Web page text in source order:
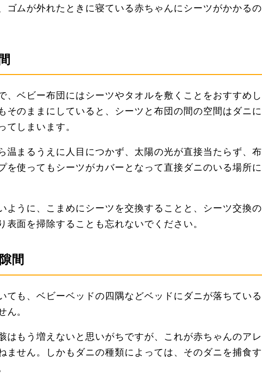
ゴムが外れたときに寝ている赤ちゃんにシーツがかかるの
、ベビー布団にはシーツやタオルを敷くことをおすすめし
そのままにしていると、シーツと布団の間の空間はダニに
しまいます。
温まるうえに人目につかず、太陽の光が直接当たらず、布
を使ってもシーツがカバーとなって直接ダニのいる場所に
ように、こまめにシーツを交換することと、シーツ交換の
面を掃除することも忘れないでください。
間
ても、ベビーベッドの四隅などベッドにダニが落ちている
。
はもう増えないと思いがちですが、これが赤ちゃんのアレ
ません。しかもダニの種類によっては、そのダニを捕食す